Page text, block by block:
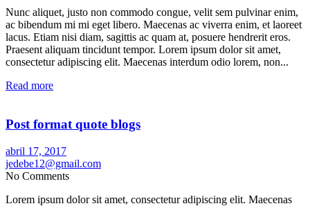
Nunc aliquet, justo non commodo congue, velit sem pulvinar enim,
ac bibendum mi mi eget libero. Maecenas ac viverra enim, et laoreet
lacus. Etiam nisi diam, sagittis ac quam at, posuere hendrerit eros.
Praesent aliquam tincidunt tempor. Lorem ipsum dolor sit amet,
consectetur adipiscing elit. Maecenas interdum odio lorem, non...
Read more
Post format quote blogs
abril 17, 2017
jedebe12@gmail.com
No Comments
Lorem ipsum dolor sit amet, consectetur adipiscing elit. Maecenas